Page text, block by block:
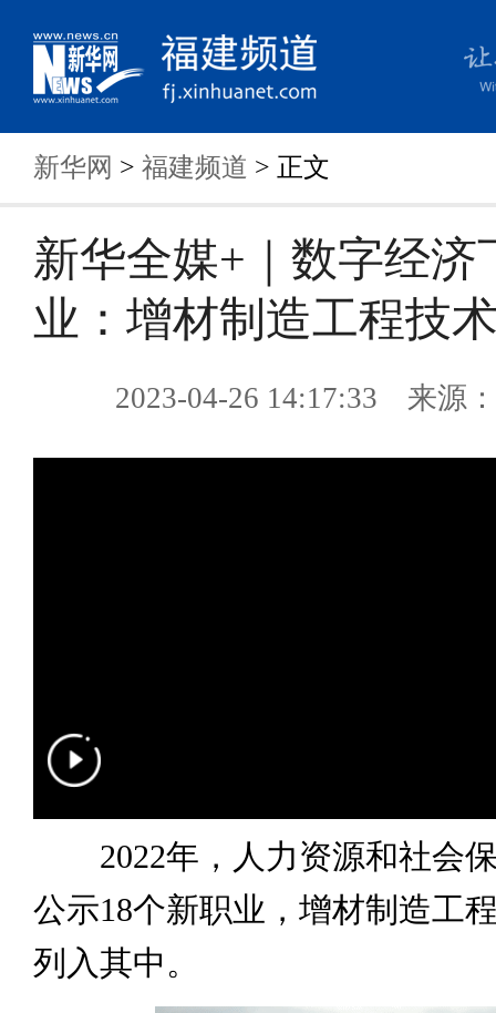
新华网 > 福建频道 > 正文
新华全媒+｜数字经济
业：增材制造工程技
2023-04-26 14:17:33 来源
2022年，人力资源和社会
公示18个新职业，增材制造工
列入其中。